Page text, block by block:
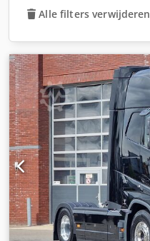
Alle filters verwijderen